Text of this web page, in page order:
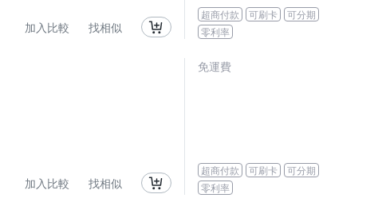
加入比較 找相似
超商付款 可刷卡
可分期
零利率
加入比較 找相似
免運費
超商付款 可刷卡
可分期
零利率